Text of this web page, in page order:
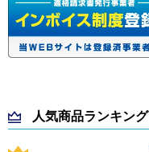
人気商品ランキング